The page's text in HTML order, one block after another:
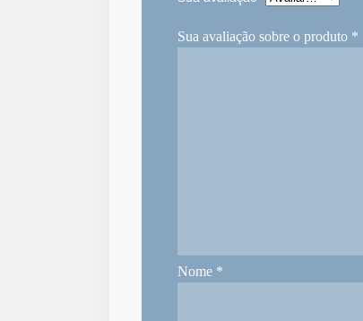
Sua avaliação sobre o produto *
Nome *